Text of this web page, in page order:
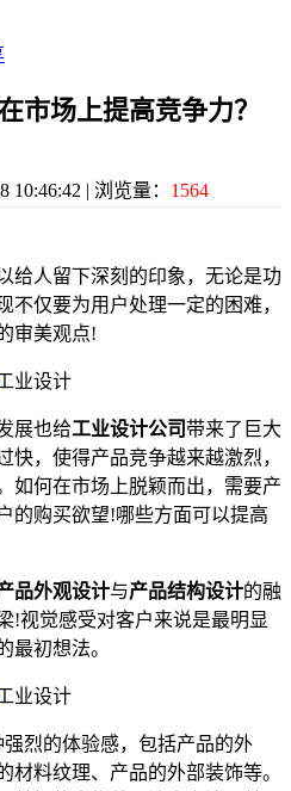
市场上提高竞争力？
10:46:42 | 浏览量： 1564
给人留下深刻的印象，无论是功
不仅要为用户处理一定的困难，
审美观点!
展也给工业设计公司带来了巨大
快，使得产品竞争越来越激烈，
如何在市场上脱颖而出，需要产
的购买欲望!哪些方面可以提高
品外观设计与产品结构设计的融
!视觉感受对客户来说是最明显
最初想法。
烈的体验感，包括产品的外
材料纹理、产品的外部装饰等。